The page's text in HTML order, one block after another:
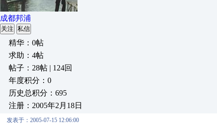
成都邦浦
关注 私信
精华：0帖
求助：4帖
帖子：28帖 | 124回
年度积分：0
历史总积分：695
注册：2005年2月18日
发表于：2005-07-15 12:06:00